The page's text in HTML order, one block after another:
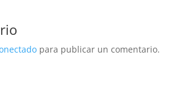
para publicar un comentario.